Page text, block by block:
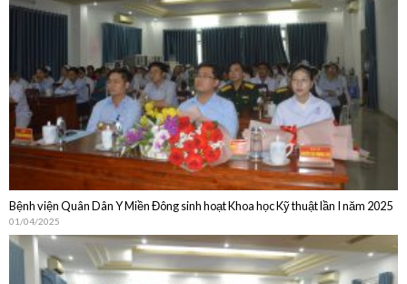
Chương trình sinh hoạt khoa học lần 2 – năm 2025